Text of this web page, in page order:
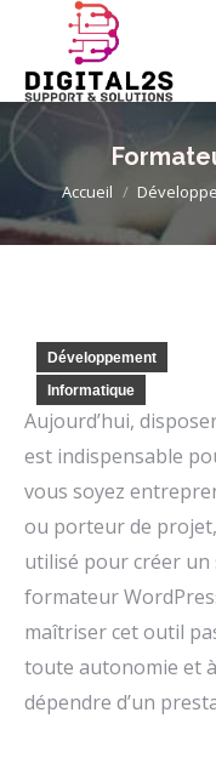
Vous êtes ici :
Accueil
Développement
Informatique
Aujourd’hui,
est indispensable
vous soyez
ou porteur de
utilisé pour créer un
formateur
maîtriser cet outil
toute autonomie et
dépendre d’un